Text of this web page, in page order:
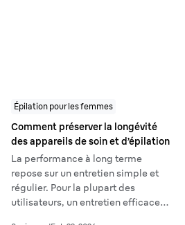
Épilation pour les femmes
Comment préserver la longévité
des appareils de soin et d’épilation
La performance à long terme
repose sur un entretien simple et
régulier. Pour la plupart des
utilisateurs, un entretien efficace